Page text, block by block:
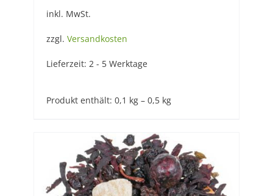
inkl. MwSt.
zzgl. Versandkosten
Lieferzeit: 2 - 5 Werktage
Produkt enthält: 0,1 kg – 0,5 kg